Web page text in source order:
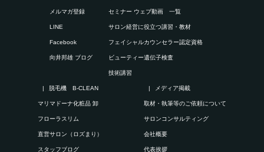
メルマガ登録
LINE
Facebook
向井邦雄 ブログ
セミナー ウェブ動画 一覧
サロン経営に役立つ講習・教材
フェイシャルカウンセラー認定資格
ビューティー遺伝子検査
技術講習
脱毛機 B-CLEAN
マリマドーナ化粧品 卸
フローラスリム
直営サロン（ロズまり）
スタッフブログ
メディア掲載
取材・執筆等のご依頼について
サロンコンサルティング
会社概要
代表挨拶